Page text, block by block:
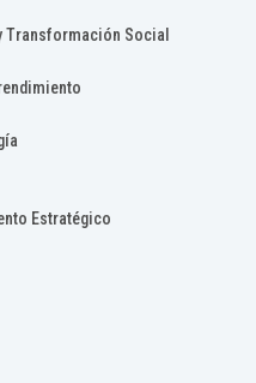
Transformación Social
Estratégico